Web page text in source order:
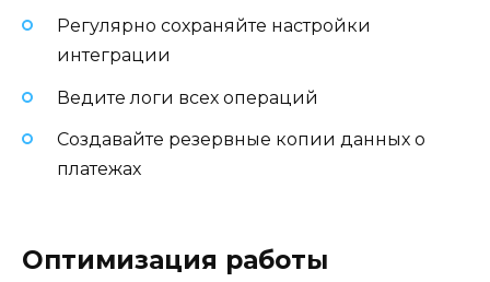
Регулярно сохраняйте настройки
интеграции
Ведите логи всех операций
Создавайте резервные копии данных о
платежах
Оптимизация работы